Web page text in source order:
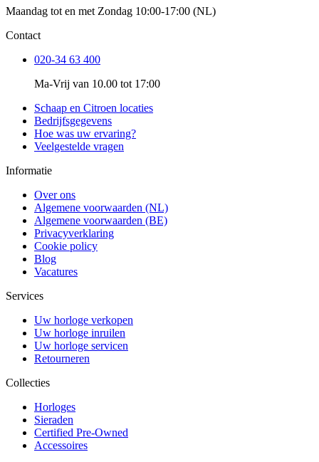
Maandag tot en met Zondag 10:00-17:00 (NL)
Contact
020-34 63 400
Ma-Vrij van 10.00 tot 17:00
Schaap en Citroen locaties
Bedrijfsgegevens
Hoe was uw ervaring?
Veelgestelde vragen
Informatie
Over ons
Algemene voorwaarden (NL)
Algemene voorwaarden (BE)
Privacyverklaring
Cookie policy
Blog
Vacatures
Services
Uw horloge verkopen
Uw horloge inruilen
Uw horloge servicen
Retourneren
Collecties
Horloges
Sieraden
Certified Pre-Owned
Accessoires